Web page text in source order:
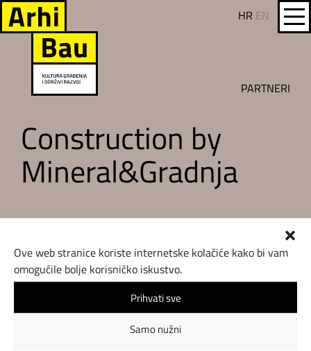
Ove web stranice koriste internetske kolačiće kako bi vam
omogućile bolje korisničko iskustvo.
Prihvati sve
Samo nužni
HR EN
PARTNERI
Construction by
Mineral&Gradnja
Construction by Mineral&Gradnja